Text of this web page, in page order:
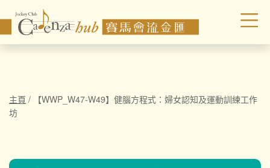
主頁 /
【WWP_W47-W49】健腦方程式：婦女認知及運動訓練工作
坊